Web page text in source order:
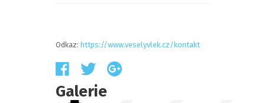
Odkaz: https://www.veselyvlek.cz/kontakt
Galerie